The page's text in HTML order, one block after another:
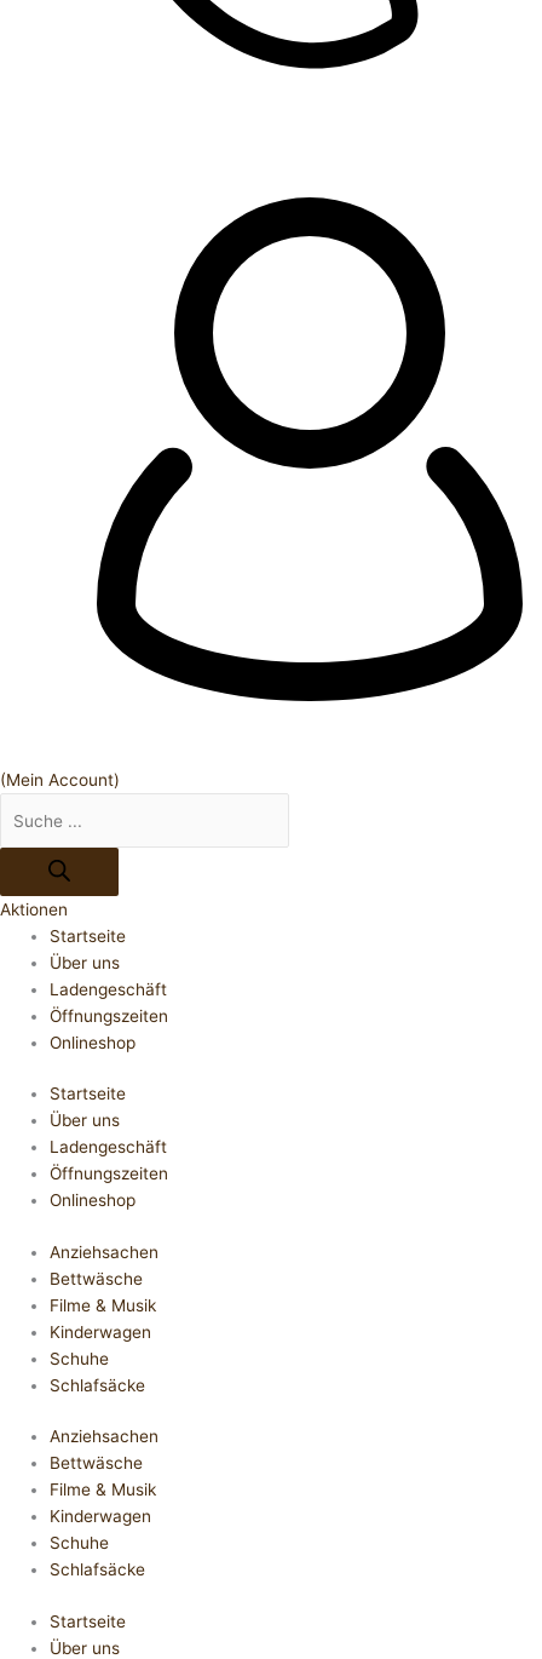
(Mein Account)
Aktionen
Startseite
Über uns
Ladengeschäft
Öffnungszeiten
Onlineshop
Startseite
Über uns
Ladengeschäft
Öffnungszeiten
Onlineshop
Anziehsachen
Bettwäsche
Filme & Musik
Kinderwagen
Schuhe
Schlafsäcke
Anziehsachen
Bettwäsche
Filme & Musik
Kinderwagen
Schuhe
Schlafsäcke
Startseite
Über uns